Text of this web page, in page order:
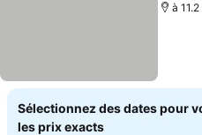
à
Sélectionnez des dates pour
les prix exacts